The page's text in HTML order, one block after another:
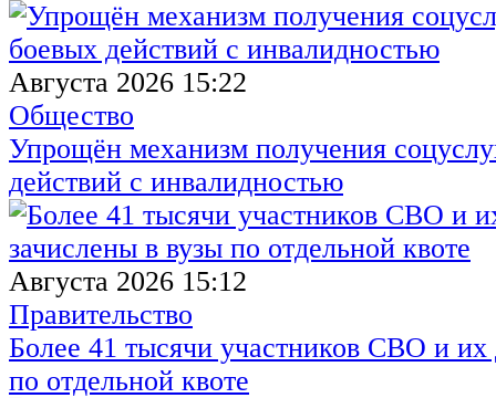
Августа 2026 15:22
Общество
Упрощён механизм получения
действий с инвалидностью
Августа 2026 15:12
Правительство
Более 41 тысячи участников СВО и их
по отдельной квоте